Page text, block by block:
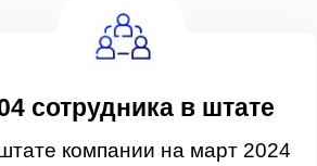
сотрудника в штате
компании на март 2024